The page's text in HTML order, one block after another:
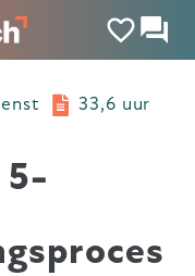
33,6 uur
5-